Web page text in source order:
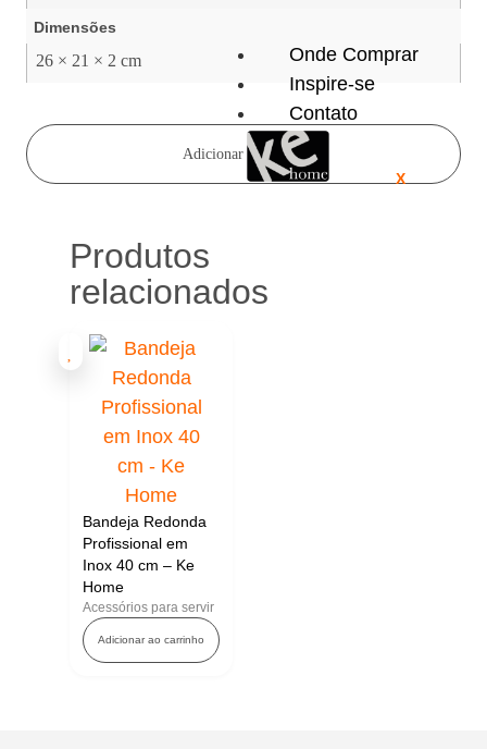
Onde Comprar
Inspire-se
Contato
X
Dimensões
26 × 21 × 2 cm
Adicionar a cotação
Produtos
relacionados
Bandeja Redonda
Profissional em
Inox 40 cm – Ke
Home
Acessórios para servir
Adicionar ao carrinho